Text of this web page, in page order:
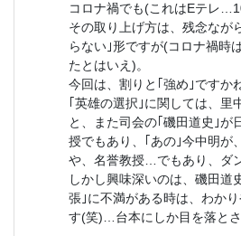
コロナ禍でも(これはEテレ
その取り上げ方は、残念なが
らない｣形ですが(コロナ禍時
たとはいえ)。
今回は、割りと｢強め｣ですか
｢英雄の選択｣に関しては、里
と、また司会の｢磯田道史｣が
授でもあり、｢あの｣今中明
や、名誉教授…でもあり、ダ
しかし興味深いのは、磯田道
張｣に不満がある時は、わか
す(笑)…台本にしか目を落と